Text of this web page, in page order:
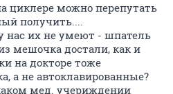
циклере можно перепутать
получить....
нас их не умеют - шпатель
мешочка достали, как и
на докторе тоже
а не автоклавированные?
мед. учериждении